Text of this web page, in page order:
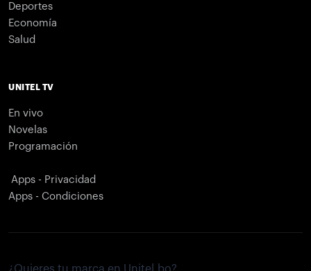
Deportes
Economía
Salud
UNITEL TV
En vivo
Novelas
Programación
Apps - Privacidad
Apps - Condiciones
¿Quieres tu marca en Unitel.bo?